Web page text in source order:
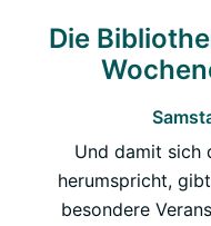
Die
Und damit sich
herumspricht,
besondere